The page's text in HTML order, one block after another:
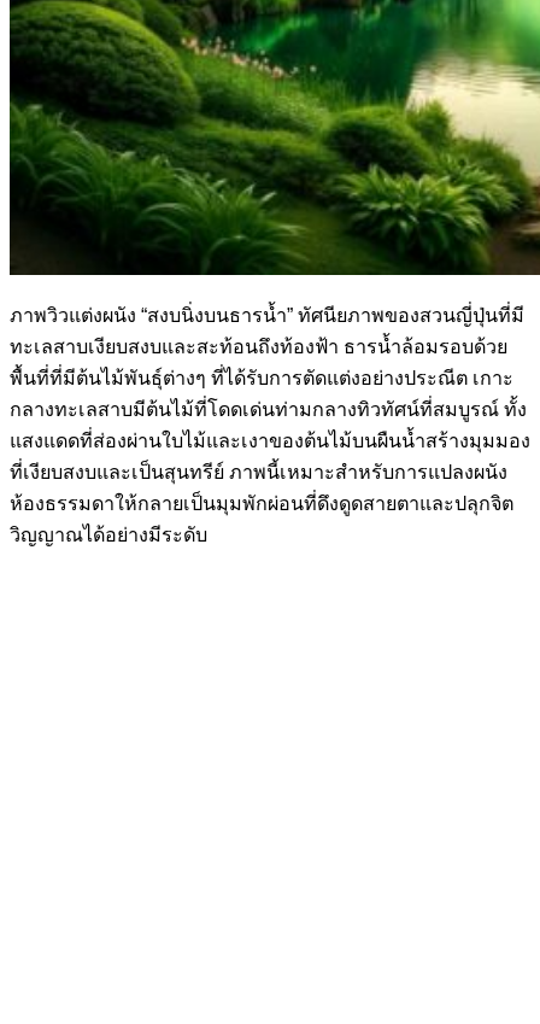
ภาพวิวแต่งผนัง “สงบนิ่งบนธารน้ำ” ทัศนียภาพของสวนญี่ปุ่นที่มี
ทะเลสาบเงียบสงบและสะท้อนถึงท้องฟ้า ธารน้ำล้อมรอบด้วย
พื้นที่ที่มีต้นไม้พันธุ์ต่างๆ ที่ได้รับการตัดแต่งอย่างประณีต เกาะ
กลางทะเลสาบมีต้นไม้ที่โดดเด่นท่ามกลางทิวทัศน์ที่สมบูรณ์ ทั้ง
แสงแดดที่ส่องผ่านใบไม้และเงาของต้นไม้บนผืนน้ำสร้างมุมมอง
ที่เงียบสงบและเป็นสุนทรีย์ ภาพนี้เหมาะสำหรับการแปลงผนัง
ห้องธรรมดาให้กลายเป็นมุมพักผ่อนที่ดึงดูดสายตาและปลุกจิต
วิญญาณได้อย่างมีระดับ